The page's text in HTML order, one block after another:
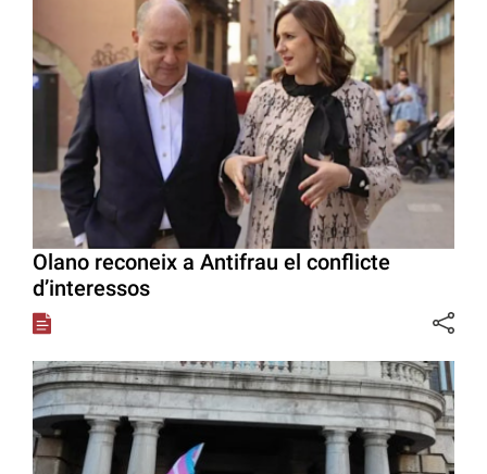
Olano reconeix a Antifrau el conflicte
d’interessos